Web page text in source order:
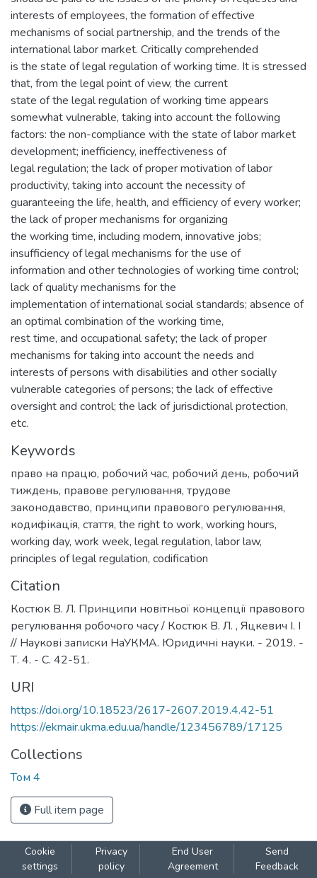
interests of employees, the formation of effective
mechanisms of social partnership, and the trends of the
international labor market. Critically comprehended
is the state of legal regulation of working time. It is stressed
that, from the legal point of view, the current
state of the legal regulation of working time appears
somewhat vulnerable, taking into account the following
factors: the non-compliance with the state of labor market
development; inefficiency, ineffectiveness of
legal regulation; the lack of proper motivation of labor
productivity, taking into account the necessity of
guaranteeing the life, health, and efficiency of every worker;
the lack of proper mechanisms for organizing
the working time, including modern, innovative jobs;
insufficiency of legal mechanisms for the use of
information and other technologies of working time control;
lack of quality mechanisms for the
implementation of international social standards; absence of
an optimal combination of the working time,
rest time, and occupational safety; the lack of proper
mechanisms for taking into account the needs and
interests of persons with disabilities and other socially
vulnerable categories of persons; the lack of effective
oversight and control; the lack of jurisdictional protection,
etc.
Keywords
право на працю, робочий час, робочий день, робочий
тиждень, правове регулювання, трудове
законодавство, принципи правового регулювання,
кодифікація, стаття, the right to work, working hours,
working day, work week, legal regulation, labor law,
principles of legal regulation, codification
Citation
Костюк В. Л. Принципи новітньої концепції правового
регулювання робочого часу / Костюк В. Л. , Яцкевич І. І
// Наукові записки НаУКМА. Юридичні науки. - 2019. -
Т. 4. - С. 42-51.
URI
https://doi.org/10.18523/2617-2607.2019.4.42-51
https://ekmair.ukma.edu.ua/handle/123456789/17125
Collections
Том 4
Full item page
Cookie
settings
Privacy
policy
End User
Agreement
Send
Feedback